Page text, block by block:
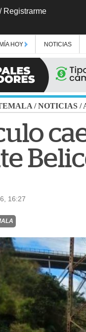
/ Registrarme
HOY NOTICIAS
/NOTICIAS /
16:27